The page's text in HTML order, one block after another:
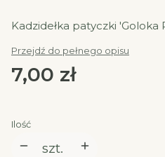
Kadzidełka patyczki
Przejdź do pełnego opisu
Cena
7,00 zł
Ilość
szt.